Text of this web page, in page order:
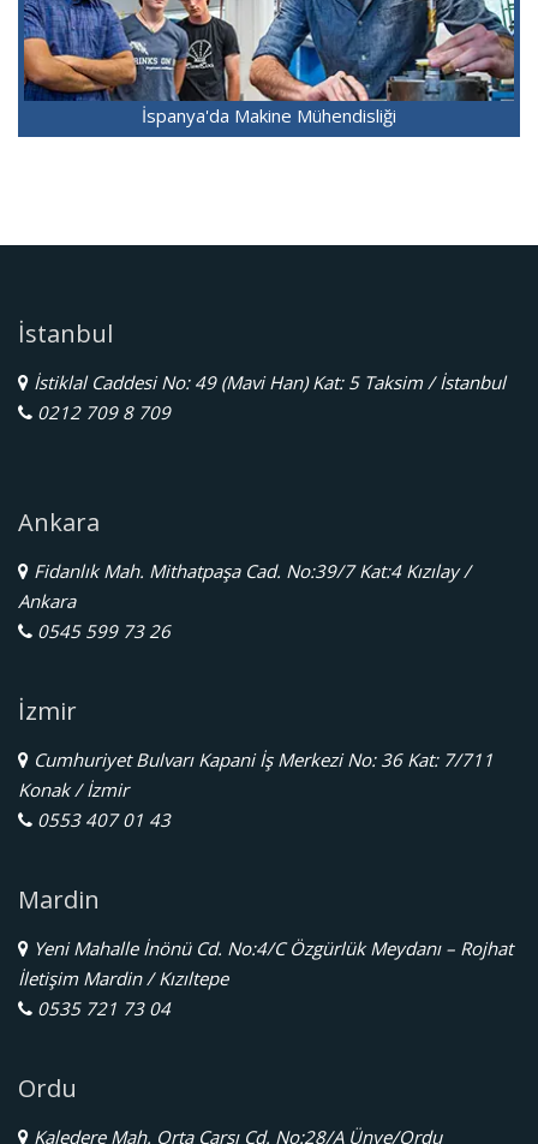
İspanya'da Makine Mühendisliği
İstanbul
İstiklal Caddesi No: 49 (Mavi Han) Kat: 5 Taksim / İstanbul
0212 709 8 709
Ankara
Fidanlık Mah. Mithatpaşa Cad. No:39/7 Kat:4 Kızılay /
Ankara
0545 599 73 26
İzmir
Cumhuriyet Bulvarı Kapani İş Merkezi No: 36 Kat: 7/711
Konak / İzmir
0553 407 01 43
Mardin
Yeni Mahalle İnönü Cd. No:4/C Özgürlük Meydanı – Rojhat
İletişim Mardin / Kızıltepe
0535 721 73 04
Ordu
Kaledere Mah. Orta Çarşı Cd. No:28/A Ünye/Ordu